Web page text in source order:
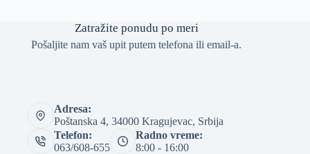
Zatražite ponudu po meri
Pošaljite nam vaš upit putem telefona ili email-a.
Adresa:
Poštanska 4, 34000 Kragujevac, Srbija
Telefon:
063/608-655
Radno vreme:
8:00 - 16:00